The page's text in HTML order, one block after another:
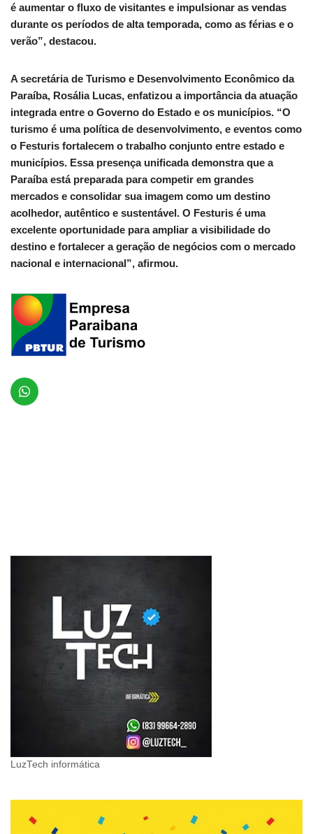
é aumentar o fluxo de visitantes e impulsionar as vendas
durante os períodos de alta temporada, como as férias e o
verão”, destacou.
A secretária de Turismo e Desenvolvimento Econômico da
Paraíba, Rosália Lucas, enfatizou a importância da atuação
integrada entre o Governo do Estado e os municípios. “O
turismo é uma política de desenvolvimento, e eventos como
o Festuris fortalecem o trabalho conjunto entre estado e
municípios. Essa presença unificada demonstra que a
Paraíba está preparada para competir em grandes
mercados e consolidar sua imagem como um destino
acolhedor, autêntico e sustentável. O Festuris é uma
excelente oportunidade para ampliar a visibilidade do
destino e fortalecer a geração de negócios com o mercado
nacional e internacional”, afirmou.
LuzTech informática